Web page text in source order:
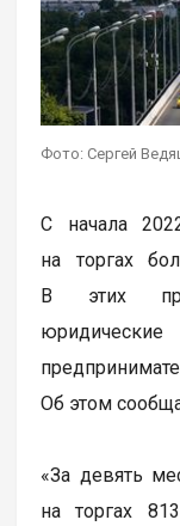
Фото: Сергей
С начала
на торгах
В этих
Об этом
«За девять
на торгах